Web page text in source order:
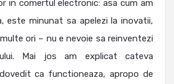
in comertul electronic: asa cum am
este minunat sa apelezi la inovatii,
ori – nu e nevoie sa reinventezi
Mai jos am explicat cateva
ca functioneaza, apropo de